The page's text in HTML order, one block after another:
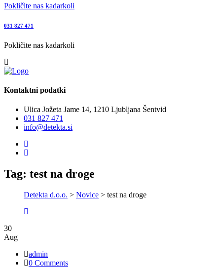
Pokličite nas kadarkoli
031 827 471
Pokličite nas kadarkoli
Kontaktni podatki
Ulica Jožeta Jame 14, 1210 Ljubljana Šentvid
031 827 471
info@detekta.si
Tag: test na droge
Detekta d.o.o. > Novice > test na droge
30
Aug
admin
0 Comments